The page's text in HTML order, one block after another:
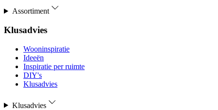
Assortiment
Klusadvies
Wooninspiratie
Ideeën
Inspiratie per ruimte
DIY's
Klusadvies
Klusadvies